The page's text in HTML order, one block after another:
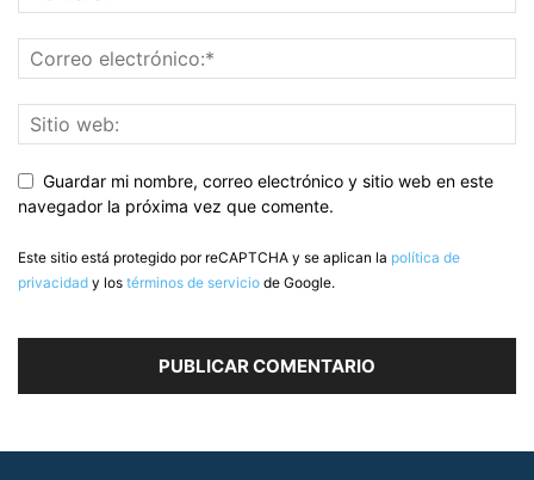
Guardar mi nombre, correo electrónico y sitio web en este
navegador la próxima vez que comente.
Este sitio está protegido por reCAPTCHA y se aplican la política de
privacidad y los términos de servicio de Google.